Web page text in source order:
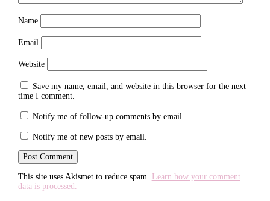
Name
Email
Website
Save my name, email, and website in this browser for the next
time I comment.
Notify me of follow-up comments by email.
Notify me of new posts by email.
This site uses Akismet to reduce spam. Learn how your comment
data is processed.